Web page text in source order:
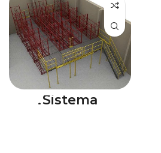
Sistema
piattaforme